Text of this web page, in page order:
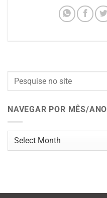
NAVEGAR POR MÊS/ANO
Navegar